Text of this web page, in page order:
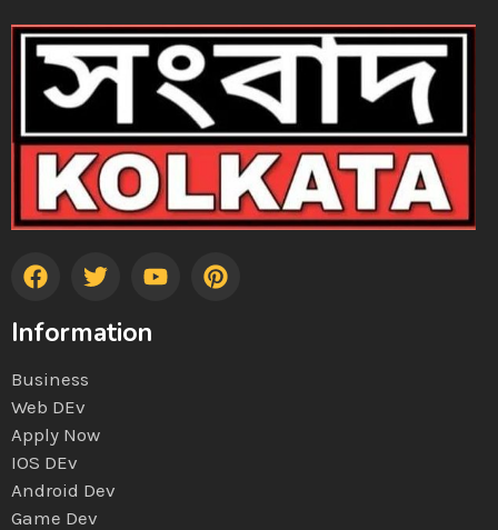
Information
Business
Web DEv
Apply Now
IOS DEv
Android Dev
Game Dev